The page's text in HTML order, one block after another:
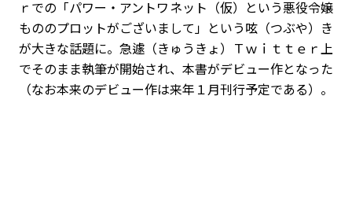
ｒでの「パワー・アントワネット（仮）という悪役令嬢
もののプロットがございまして」という呟（つぶや）き
が大きな話題に。急遽（きゅうきょ）Ｔｗｉｔｔｅｒ上
でそのまま執筆が開始され、本書がデビュー作となった
（なお本来のデビュー作は来年１月刊行予定である）。